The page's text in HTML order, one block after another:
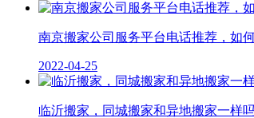
南京搬家公司服务平台电话推荐，如
2022-04-25
临沂搬家，同城搬家和异地搬家一样